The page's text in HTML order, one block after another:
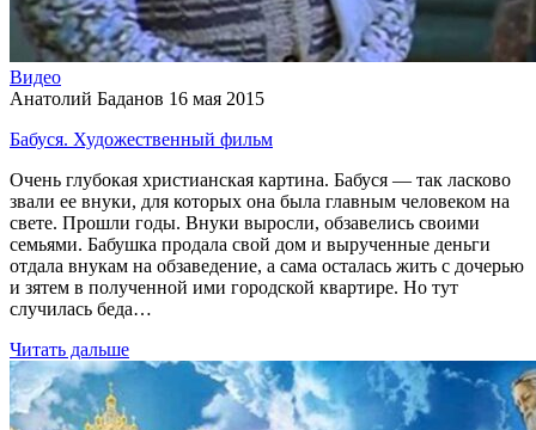
Видео
Анатолий Баданов 16 мая 2015
Бабуся. Художественный фильм
Очень глубокая христианская картина. Бабуся — так ласково
звали ее внуки, для которых она была главным человеком на
свете. Прошли годы. Внуки выросли, обзавелись своими
семьями. Бабушка продала свой дом и вырученные деньги
отдала внукам на обзаведение, а сама осталась жить с дочерью
и зятем в полученной ими городской квартире. Но тут
случилась беда…
Читать дальше